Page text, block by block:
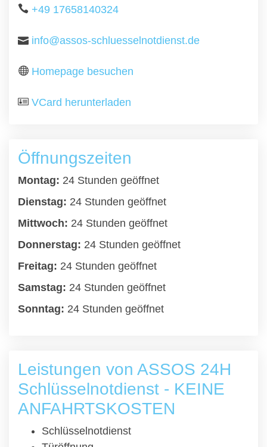
+49 17658140324
info@assos-schluesselnotdienst.de
Homepage besuchen
VCard herunterladen
Öffnungszeiten
Montag: 24 Stunden geöffnet
Dienstag: 24 Stunden geöffnet
Mittwoch: 24 Stunden geöffnet
Donnerstag: 24 Stunden geöffnet
Freitag: 24 Stunden geöffnet
Samstag: 24 Stunden geöffnet
Sonntag: 24 Stunden geöffnet
Leistungen von ASSOS 24H
Schlüsselnotdienst - KEINE
ANFAHRTSKOSTEN
Schlüsselnotdienst